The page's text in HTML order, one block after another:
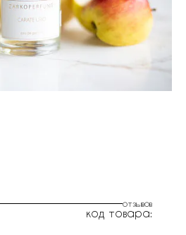
отзывов
код товара: